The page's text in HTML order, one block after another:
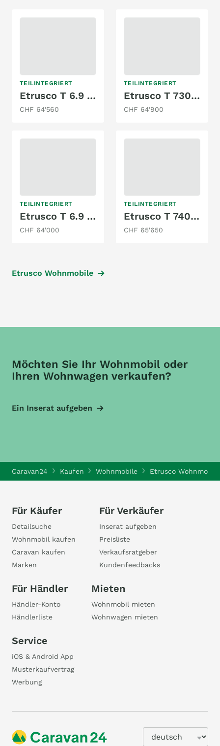
TEILINTEGRIERT
Etrusco T 6.9 SBC
CHF 64'560
TEILINTEGRIERT
Etrusco T 7300SB
CHF 64'900
TEILINTEGRIERT
Etrusco T 6.9 SF
CHF 64'000
TEILINTEGRIERT
Etrusco T 7400 SB
CHF 65'650
Etrusco Wohnmobile
Möchten Sie Ihr Wohnmobil oder
Ihren Wohnwagen verkaufen?
Ein Inserat aufgeben
Caravan24 Kaufen Wohnmobile Etrusco Wohnmobile
Für Käufer
Detailsuche
Wohnmobil kaufen
Caravan kaufen
Marken
Für Verkäufer
Inserat aufgeben
Preisliste
Verkaufsratgeber
Kundenfeedbacks
Für Händler
Händler-Konto
Händlerliste
Mieten
Wohnmobil mieten
Wohnwagen mieten
Service
iOS & Android App
Musterkaufvertrag
Werbung